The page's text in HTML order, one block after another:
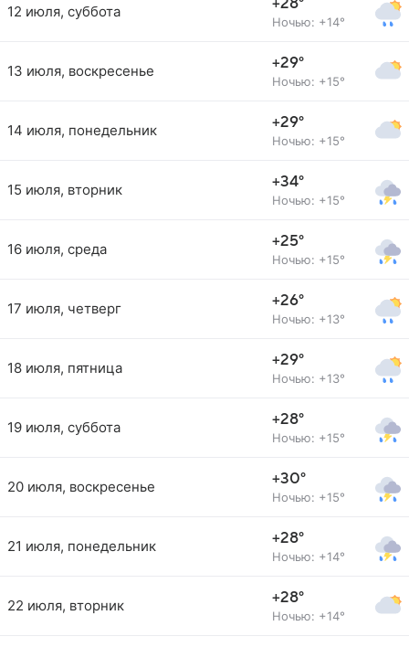
12 июля, суббота +28°
Ночью: +14°
13 июля, воскресенье +29°
Ночью: +15°
14 июля, понедельник +29°
Ночью: +15°
15 июля, вторник +34°
Ночью: +15°
16 июля, среда +25°
Ночью: +15°
17 июля, четверг +26°
Ночью: +13°
18 июля, пятница +29°
Ночью: +13°
19 июля, суббота +28°
Ночью: +15°
20 июля, воскресенье +30°
Ночью: +15°
21 июля, понедельник +28°
Ночью: +14°
22 июля, вторник +28°
Ночью: +14°